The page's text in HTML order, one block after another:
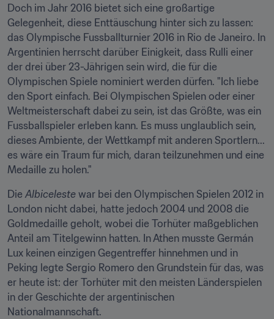
Doch im Jahr 2016 bietet sich eine großartige
Gelegenheit, diese Enttäuschung hinter sich zu lassen:
das Olympische Fussballturnier 2016 in Rio de Janeiro. In
Argentinien herrscht darüber Einigkeit, dass Rulli einer
der drei über 23-Jährigen sein wird, die für die
Olympischen Spiele nominiert werden dürfen. "Ich liebe
den Sport einfach. Bei Olympischen Spielen oder einer
Weltmeisterschaft dabei zu sein, ist das Größte, was ein
Fussballspieler erleben kann. Es muss unglaublich sein,
dieses Ambiente, der Wettkampf mit anderen Sportlern...
es wäre ein Traum für mich, daran teilzunehmen und eine
Medaille zu holen."
Die Albiceleste war bei den Olympischen Spielen 2012 in
London nicht dabei, hatte jedoch 2004 und 2008 die
Goldmedaille geholt, wobei die Torhüter maßgeblichen
Anteil am Titelgewinn hatten. In Athen musste Germán
Lux keinen einzigen Gegentreffer hinnehmen und in
Peking legte Sergio Romero den Grundstein für das, was
er heute ist: der Torhüter mit den meisten Länderspielen
in der Geschichte der argentinischen
Nationalmannschaft.